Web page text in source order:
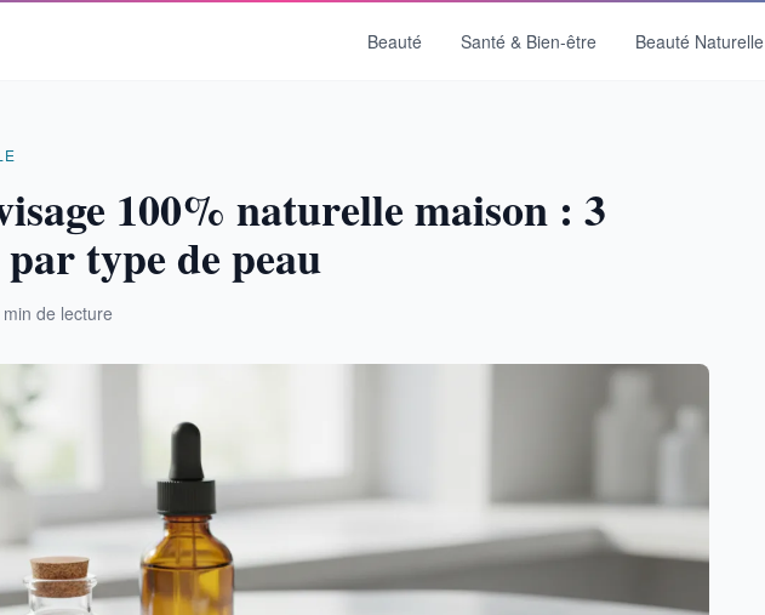
Beauté Santé & Bien-être Beauté Naturelle
100% naturelle maison : 3
type de peau
de lecture